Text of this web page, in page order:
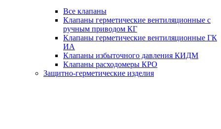
Все клапаны
Клапаны герметические вентиляционные с
ручным приводом КГ
Клапаны герметические вентиляционные ГК
ИА
Клапаны избыточного давления КИДМ
Клапаны расходомеры КРО
Защитно-герметические изделия